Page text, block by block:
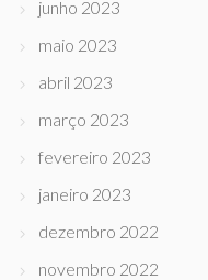
junho 2023
maio 2023
abril 2023
março 2023
fevereiro 2023
janeiro 2023
dezembro 2022
novembro 2022